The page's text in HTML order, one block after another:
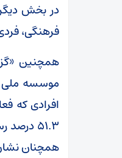
در بخش
فرهنگی،
همچنان